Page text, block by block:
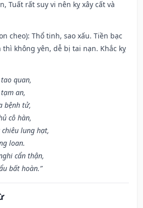
Tuất rất suy vi nên kỵ xây cất và
cheo): Thổ tinh, sao xấu. Tiền bạc
không yên, dễ bị tai nạn. Khắc kỵ
quan,
an,
bệnh tử,
cô hàn,
lung hạt,
loan.
cẩn thận,
bất hoàn.”